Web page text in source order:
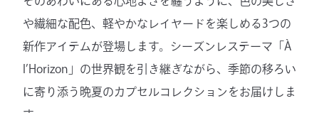
や繊細な配色、軽やかなレイヤードを楽しめる3つの
新作アイテムが登場します。シーズンレステーマ「À
l’Horizon」の世界観を引き継ぎながら、季節の移ろい
に寄り添う晩夏のカプセルコレクションをお届けしま